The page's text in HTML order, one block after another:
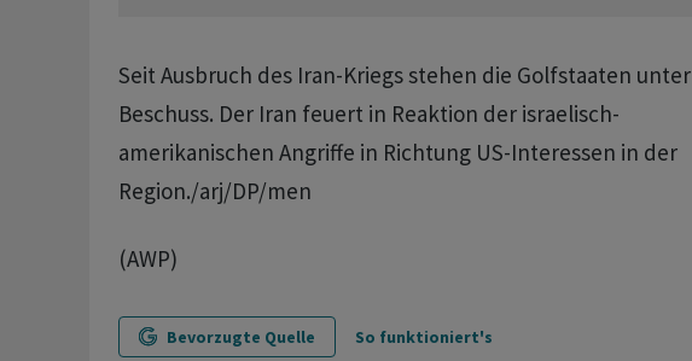
Seit Ausbruch des Iran-Kriegs stehen die Golfstaaten unter
Beschuss. Der Iran feuert in Reaktion der israelisch-
amerikanischen Angriffe in Richtung US-Interessen in der
Region./arj/DP/men
(AWP)
Bevorzugte Quelle So funktioniert's